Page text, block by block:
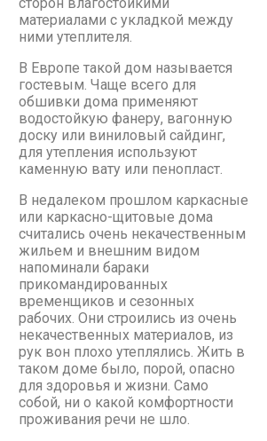
материалами с укладкой между
ними утеплителя.
В Европе такой дом называется
гостевым. Чаще всего для
обшивки дома применяют
водостойкую фанеру, вагонную
доску или виниловый сайдинг,
для утепления используют
каменную вату или пенопласт.
В недалеком прошлом каркасные
или каркасно-щитовые дома
считались очень некачественным
жильем и внешним видом
напоминали бараки
прикомандированных
временщиков и сезонных
рабочих. Они строились из очень
некачественных материалов, из
рук вон плохо утеплялись. Жить в
таком доме было, порой, опасно
для здоровья и жизни. Само
собой, ни о какой комфортности
проживания речи не шло.